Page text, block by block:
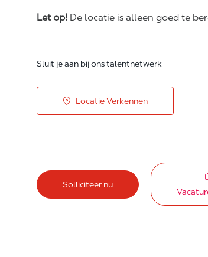
Let op! De locatie is alleen goed te
Sluit je aan bij ons talentnetwerk
Locatie Verkennen
Solliciteer nu